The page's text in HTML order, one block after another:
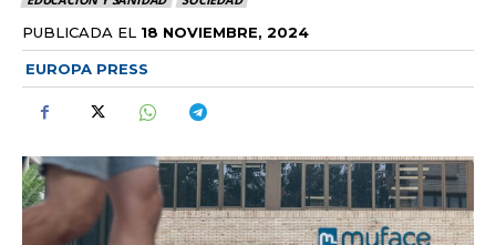
PUBLICADA EL 18 NOVIEMBRE, 2024
EUROPA PRESS